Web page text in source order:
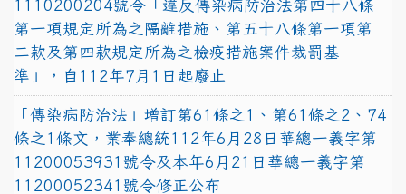
1110200204號令「違反傳染病防治法第四十八條
第一項規定所為之隔離措施、第五十八條第一項第
二款及第四款規定所為之檢疫措施案件裁罰基
準」，自112年7月1日起廢止
「傳染病防治法」增訂第61條之1、第61條之2、74
條之1條文，業奉總統112年6月28日華總一義字第
11200053931號令及本年6月21日華總一義字第
11200052341號令修正公布